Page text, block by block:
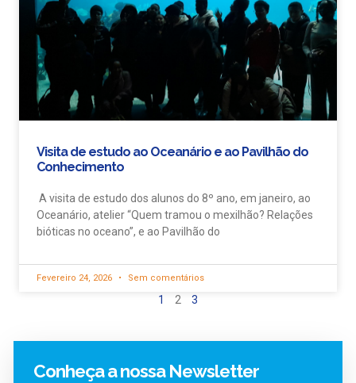
Visita de estudo ao Oceanário e ao Pavilhão do
Conhecimento
A visita de estudo dos alunos do 8º ano, em janeiro, ao
Oceanário, atelier “Quem tramou o mexilhão? Relações
bióticas no oceano”, e ao Pavilhão do
Fevereiro 24, 2026 Sem comentários
1 2 3
Conheça a nossa Newsletter